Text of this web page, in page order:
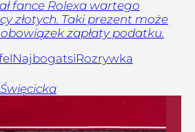
fance Rolexa wartego
złotych. Taki prezent może
zapłaty podatku.
NajbogatsiRozrywka
Święcicka